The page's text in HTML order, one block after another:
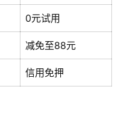
0元试用
减免至88元
信用免押